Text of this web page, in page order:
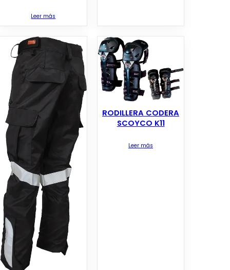
Leer más
RODILLERA CODERA
SCOYCO K11
Leer más